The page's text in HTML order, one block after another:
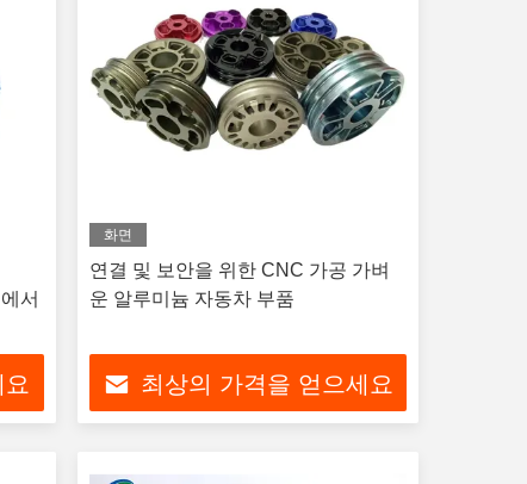
서
화면
연결 및 보안을 위한 CNC 가공 가벼
운 알루미늄 자동차 부품
최상의 가격을 얻으세요